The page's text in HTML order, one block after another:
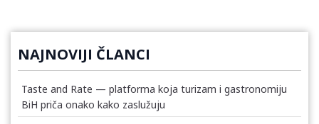
NAJNOVIJI ČLANCI
Taste and Rate — platforma koja turizam i gastronomiju
BiH priča onako kako zaslužuju